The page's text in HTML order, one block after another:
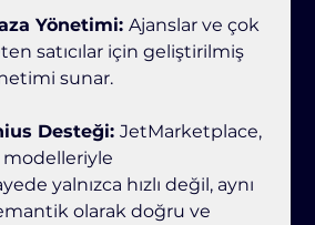
Yönetimi: Ajanslar ve çok
satıcılar için geliştirilmiş
sunar.
Desteği: JetMarketplace,
yalnızca hızlı değil, aynı
olarak doğru ve